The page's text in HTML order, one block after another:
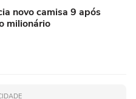
novo camisa 9 após
milionário